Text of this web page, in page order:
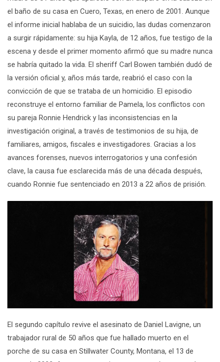
el baño de su casa en Cuero, Texas, en enero de 2001. Aunque
el informe inicial hablaba de un suicidio, las dudas comenzaron
a surgir rápidamente: su hija Kayla, de 12 años, fue testigo de la
escena y desde el primer momento afirmó que su madre nunca
se habría quitado la vida. El sheriff Carl Bowen también dudó de
la versión oficial y, años más tarde, reabrió el caso con la
convicción de que se trataba de un homicidio. El episodio
reconstruye el entorno familiar de Pamela, los conflictos con
su pareja Ronnie Hendrick y las inconsistencias en la
investigación original, a través de testimonios de su hija, de
familiares, amigos, fiscales e investigadores. Gracias a los
avances forenses, nuevos interrogatorios y una confesión
clave, la causa fue esclarecida más de una década después,
cuando Ronnie fue sentenciado en 2013 a 22 años de prisión.
El segundo capítulo revive el asesinato de Daniel Lavigne, un
trabajador rural de 50 años que fue hallado muerto en el
porche de su casa en Stillwater County, Montana, el 13 de